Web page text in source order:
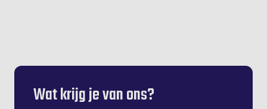
Wat krijg je van ons?